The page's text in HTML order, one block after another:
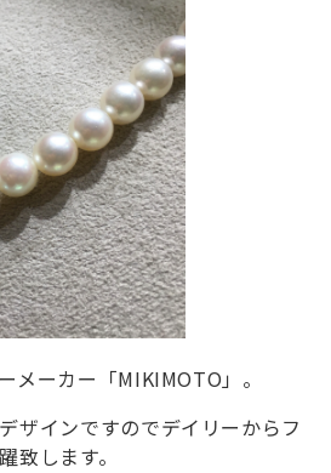
メーカー「MIKIMOTO」。
ザインですのでデイリーからフ
致します。